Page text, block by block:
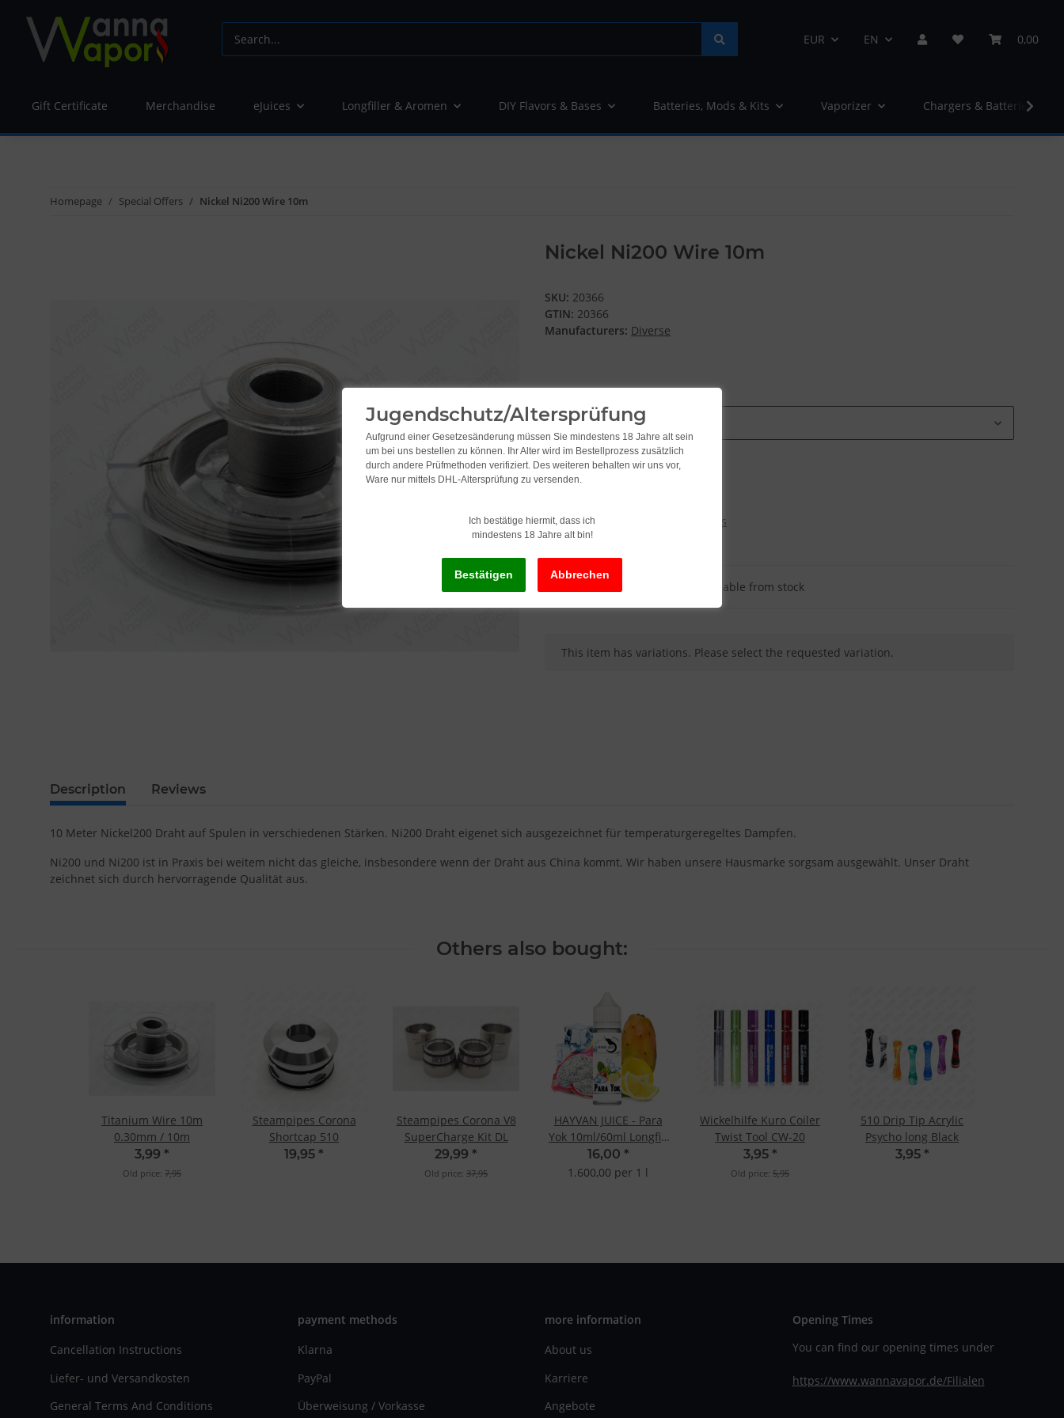
EUR EN 0,00
Gift Certificate Merchandise eJuices Longfiller & Aromen DIY Flavors & Bases Batteries, Mods & Kits Vaporizer Chargers & Batteries
Homepage Special Offers Nickel Ni200 Wire 10m
Nickel Ni200 Wire 10m
SKU: 20366
GTIN: 20366
Manufacturers: Diverse
Gauge
Please select a variation.
3,95
incl. 19% VAT , plus
shipping costs
Old price: 6,95
Delivery status: Immediately available from stock
x
This item has variations. Please select the requested variation.
Description Reviews
10 Meter Nickel200 Draht auf Spulen in verschiedenen Stärken. Ni200 Draht eigenet sich ausgezeichnet für temperaturgeregeltes Dampfen.
Ni200 und Ni200 ist in Praxis bei weitem nicht das gleiche, insbesondere wenn der Draht aus China kommt. Wir haben unsere Hausmarke sorgsam ausgewählt. Unser Draht
zeichnet sich durch hervorragende Qualität aus.
Others also bought:
Titanium Wire 10m
0.30mm / 10m
3,99 *
Old price: 7,95
Steampipes Corona
Shortcap 510
19,95 *
Steampipes Corona V8
SuperCharge Kit DL
29,99 *
Old price: 37,95
HAYVAN JUICE - Para
Yok 10ml/60ml Longfill
Aroma
16,00 *
1.600,00 per 1 l
Wickelhilfe Kuro Coiler
Twist Tool CW-20
3,95 *
Old price: 5,95
510 Drip Tip Acrylic
Psycho long Black
3,95 *
information
Cancellation Instructions
Liefer- und Versandkosten
General Terms And Conditions
payment methods
Klarna
PayPal
Überweisung / Vorkasse
more information
About us
Karriere
Angebote
Opening Times
You can find our opening times under
https://www.wannavapor.de/Filialen
Jugendschutz/Altersprüfung
Aufgrund einer Gesetzesänderung müssen Sie mindestens 18 Jahre alt sein
um bei uns bestellen zu können. Ihr Alter wird im Bestellprozess zusätzlich
durch andere Prüfmethoden verifiziert. Des weiteren behalten wir uns vor,
Ware nur mittels DHL-Altersprüfung zu versenden.
Ich bestätige hiermit, dass ich
mindestens 18 Jahre alt bin!